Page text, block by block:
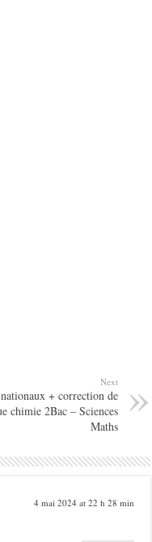
Next
+ correction de
chimie 2Bac – Sciences
Maths
4 mai 2024 at 22 h 28 min